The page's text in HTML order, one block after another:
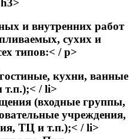
и внутренних работ
сухих и
типов:< / p>
кухни, ванные
т.п.);< / li>
(входные группы,
учреждения,
ТЦ и т.п.);< / li>